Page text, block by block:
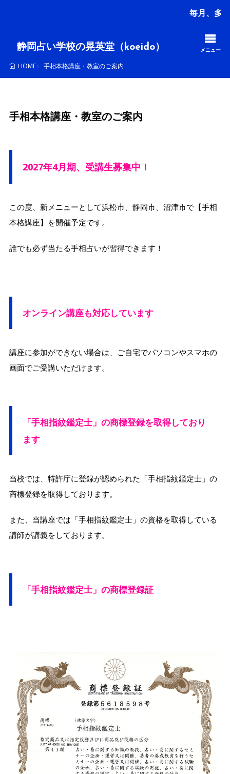
毎月、多くの方が受講
静岡占い学校の晃英堂（koeido） メニュー
HOME 手相本格講座・教室のご案内
手相本格講座・教室のご案内
2027年4月期、受講生募集中！
この度、新メニューとして浜松市、静岡市、沼津市で【手相
本格講座】を開催予定です。
誰でも必ず当たる手相占いが習得できます！
オンライン講座も対応しています
講座に参加ができない場合は、ご自宅でパソコンやスマホの
画面でご受講いただけます。
「手相指紋鑑定士」の商標登録を取得しており
ます
当校では、特許庁に登録が認められた「手相指紋鑑定士」の
商標登録を取得しております。
また、当講座では「手相指紋鑑定士」の資格を取得している
講師が講義をしております。
「手相指紋鑑定士」の商標登録証